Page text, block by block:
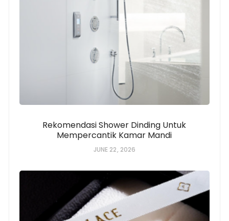
Rekomendasi Shower Dinding Untuk
Mempercantik Kamar Mandi
JUNE 22, 2026